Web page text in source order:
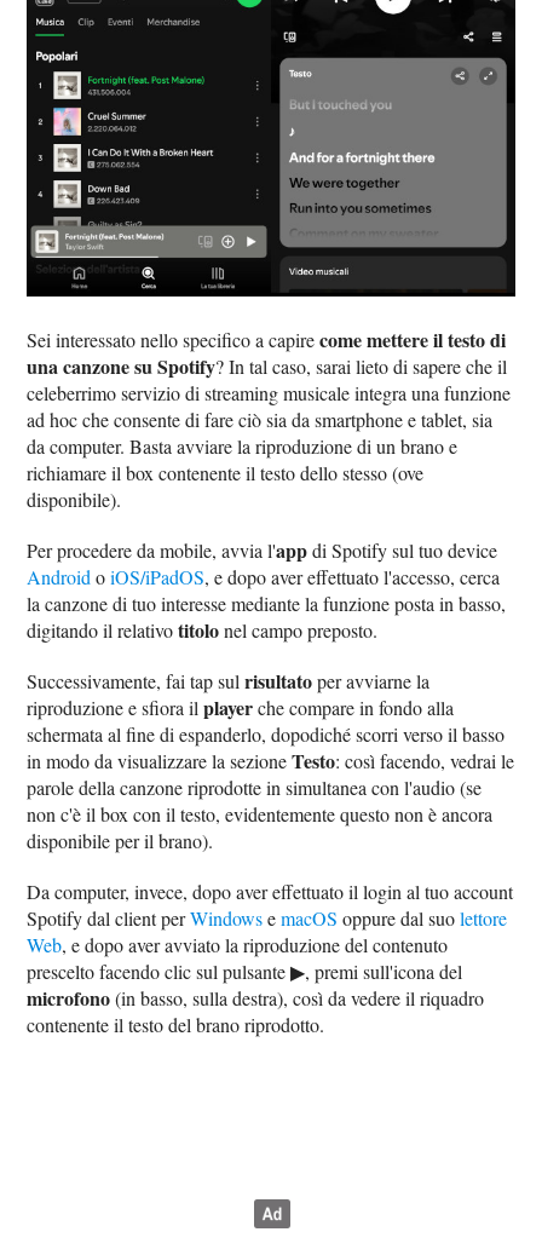
Sei interessato nello specifico a capirecome mettere il testo di
una canzone su Spotify? In tal caso, sarai lieto di sapere che il
celeberrimo servizio di streaming musicale integra una funzione
ad hoc che consente di fare ciò sia da smartphone e tablet, sia
da computer. Basta avviare la riproduzione di un brano e
richiamare il box contenente il testo dello stesso (ove
disponibile).
Per procedere da mobile, avvia l'appdi Spotify sul tuo device
Android oiOS/iPadOS, e dopo aver effettuato l'accesso, cerca
la canzone di tuo interesse mediante la funzione posta in basso,
digitando il relativotitolonel campo preposto.
Successivamente, fai tap sulrisultatoper avviarne la
riproduzione e sfiora ilplayerche compare in fondo alla
schermata al fine di espanderlo, dopodiché scorri verso il basso
in modo da visualizzare la sezioneTesto: così facendo, vedrai le
parole della canzone riprodotte in simultanea con l'audio (se
non c'è il box con il testo, evidentemente questo non è ancora
disponibile per il brano).
Da computer, invece, dopo aver effettuato il login al tuo account
Spotify dal client perWindowsemacOS oppure dal suolettore
Web, e dopo aver avviato la riproduzione del contenuto
prescelto facendo clic sul pulsante ▶︎, premi sull'icona del
microfono(in basso, sulla destra), così da vedere il riquadro
contenente il testo del brano riprodotto.